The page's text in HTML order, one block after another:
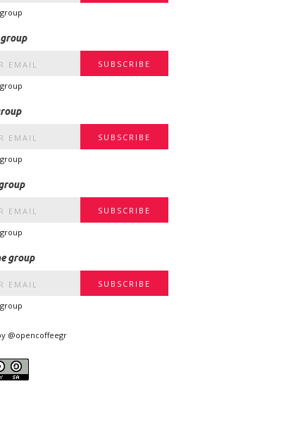
group
@opencoffeegr